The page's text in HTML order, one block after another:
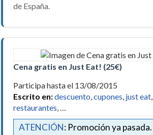
de España.
Cena gratis en Just Eat! (25€)
Participa hasta el 13/08/2015
Escrito en:descuento,cupones, just eat,
restaurantes, …
ATENCIÓN: Promoción ya pasada.